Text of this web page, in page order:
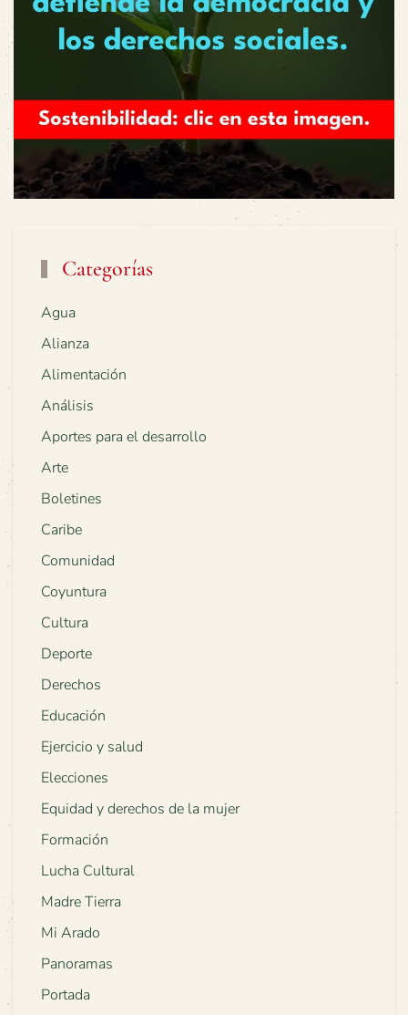
Categorías
Agua
Alianza
Alimentación
Análisis
Aportes para el desarrollo
Arte
Boletines
Caribe
Comunidad
Coyuntura
Cultura
Deporte
Derechos
Educación
Ejercicio y salud
Elecciones
Equidad y derechos de la mujer
Formación
Lucha Cultural
Madre Tierra
Mi Arado
Panoramas
Portada